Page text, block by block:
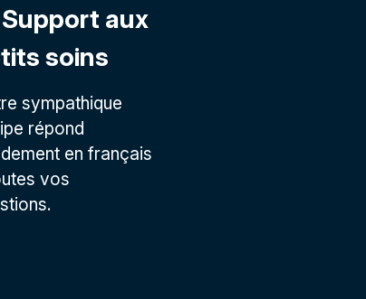
Support aux
soins
sympathique
répond
en français
vos